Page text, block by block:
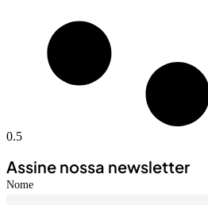
Assine nossa newsletter
Nome